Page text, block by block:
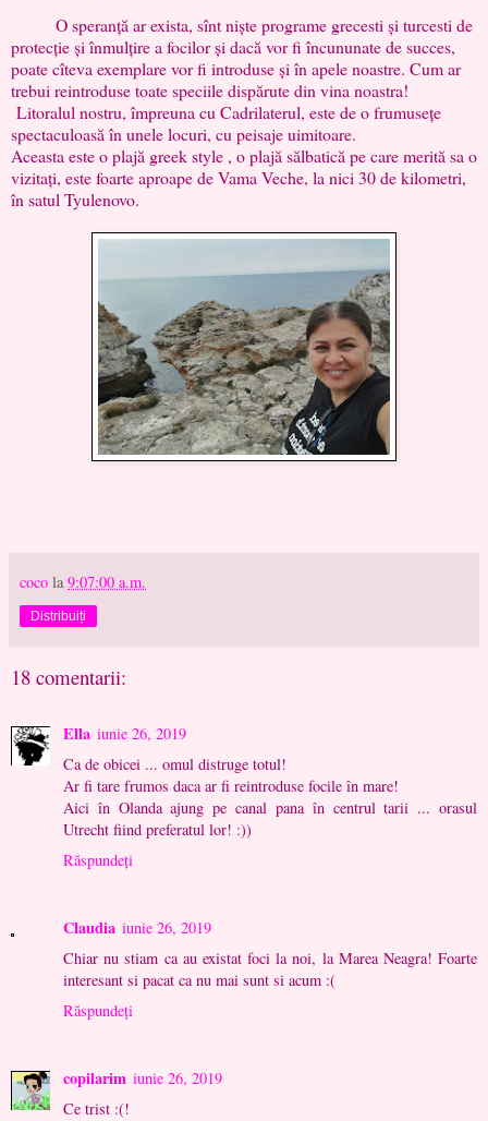
O speranță ar exista, sînt niște programe grecesti și turcesti de
protecție și înmulțire a focilor și dacă vor fi încununate de succes,
poate cîteva exemplare vor fi introduse și în apele noastre. Cum ar
trebui reintroduse toate speciile dispărute din vina noastra!
Litoralul nostru, împreuna cu Cadrilaterul, este de o frumusețe
spectaculoasă în unele locuri, cu peisaje uimitoare.
Aceasta este o plajă greek style , o plajă sălbatică pe care merită sa o
vizitați, este foarte aproape de Vama Veche, la nici 30 de kilometri,
în satul Tyulenovo.
coco la 9:07:00 a.m.
Distribuiți
18 comentarii:
Ella iunie 26, 2019
Ca de obicei ... omul distruge totul!
Ar fi tare frumos daca ar fi reintroduse focile în mare!
Aici în Olanda ajung pe canal pana în centrul tarii ... orasul
Utrecht fiind preferatul lor! :))
Răspundeți
Claudia iunie 26, 2019
Chiar nu stiam ca au existat foci la noi, la Marea Neagra! Foarte
interesant si pacat ca nu mai sunt si acum :(
Răspundeți
copilarim iunie 26, 2019
Ce trist :(!